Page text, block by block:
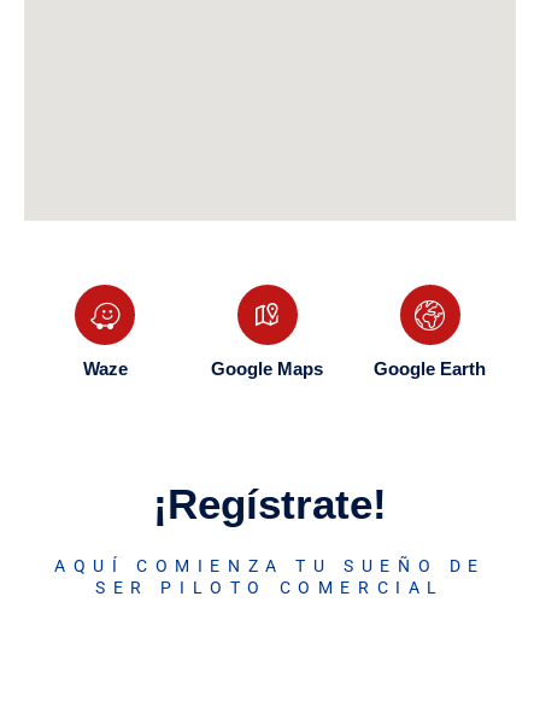
Waze Google Maps Google Earth
¡Regístrate!
AQUÍ COMIENZA TU SUEÑO DE
SER PILOTO COMERCIAL